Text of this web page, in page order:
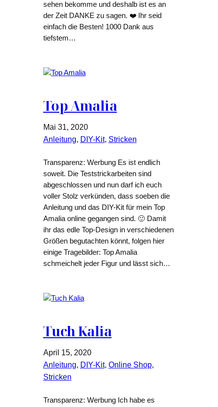
sehen bekomme und deshalb ist es an
der Zeit DANKE zu sagen. ❤️ Ihr seid
einfach die Besten! 1000 Dank aus
tiefstem…
Top Amalia
Mai 31, 2020
Anleitung, DIY-Kit, Stricken
Transparenz: Werbung Es ist endlich
soweit. Die Teststrickarbeiten sind
abgeschlossen und nun darf ich euch
voller Stolz verkünden, dass soeben die
Anleitung und das DIY-Kit für mein Top
Amalia online gegangen sind. 🙂 Damit
ihr das edle Top-Design in verschiedenen
Größen begutachten könnt, folgen hier
einige Tragebilder: Top Amalia
schmeichelt jeder Figur und lässt sich…
Tuch Kalia
April 15, 2020
Anleitung, DIY-Kit, Online Shop
Stricken
Transparenz: Werbung Ich habe es